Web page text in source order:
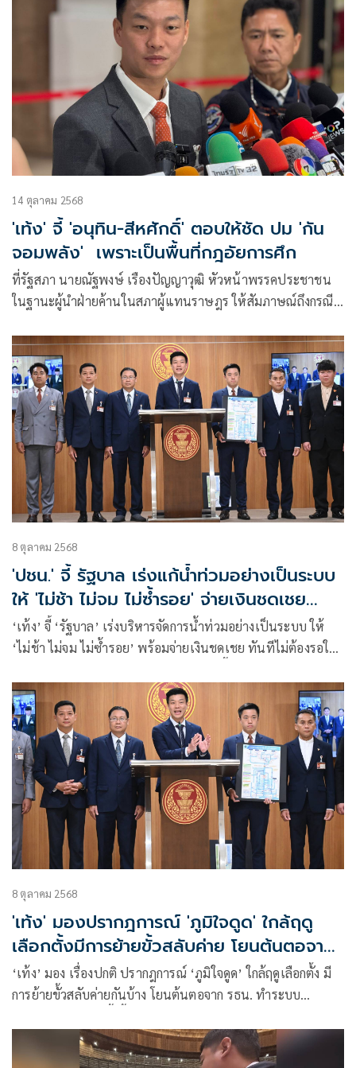
มาเลเซีย -ปธน.สหรัฐ
14 ตุลาคม 2568
'เท้ง' จี้ 'อนุทิน-สีหศักดิ์' ตอบให้ชัด ปม 'กัน
จอมพลัง' เพราะเป็นพื้นที่กฎอัยการศึก
ที่รัฐสภา นายณัฐพงษ์ เรืองปัญญาวุฒิ หัวหน้าพรรคประชาชน
ในฐานะผู้นำฝ่ายค้านในสภาผู้แทนราษฎร ให้สัมภาษณ์ถึงกรณีที่
8 ตุลาคม 2568
'ปชน.' จี้ รัฐบาล เร่งแก้น้ำท่วมอย่างเป็นระบบ
ให้ 'ไม่ช้า ไม่จม ไม่ซ้ำรอย' จ่ายเงินชดเชย
ทันที
‘เท้ง’ จี้ ‘รัฐบาล’ เร่งบริหารจัดการน้ำท่วมอย่างเป็นระบบ ให้
‘ไม่ช้า ไม่จม ไม่ซ้ำรอย’ พร้อมจ่ายเงินชดเชย ทันทีไม่ต้องรอให้
ฉลาด ดีกว่าเอาเงินไปแจกเปล่าระยะสั้น มองนายกฯ ไปงานวัน
เกิด ‘เนวิน’ก็อยู่ที่วิจารณญาณ แต่เพื่อความเป็นธรรม ‘อนุทิน’
คงไม่สามารถลงพื้นที่ได้ครบ
8 ตุลาคม 2568
'เท้ง' มองปรากฎการณ์ 'ภูมิใจดูด' ใกล้ฤดู
เลือกตั้งมีการย้ายขั้วสลับค่าย โยนต้นตอจากร
ธน.
‘เท้ง’ มอง เรื่องปกติ ปรากฎการณ์ ‘ภูมิใจดูด’ ใกล้ฤดูเลือกตั้ง มี
การย้ายขั้วสลับค่ายกันบ้าง โยนต้นตอจาก รธน. ทำระบบ
น่าห่วง ดักทาง ‘เพื่อไทย’ อย่าเพิ่งลงดาบซักฟอก แค่อยากล้าง
แค้น’ มุ่งร่วมมือแก้ รธน.กันดีกว่า